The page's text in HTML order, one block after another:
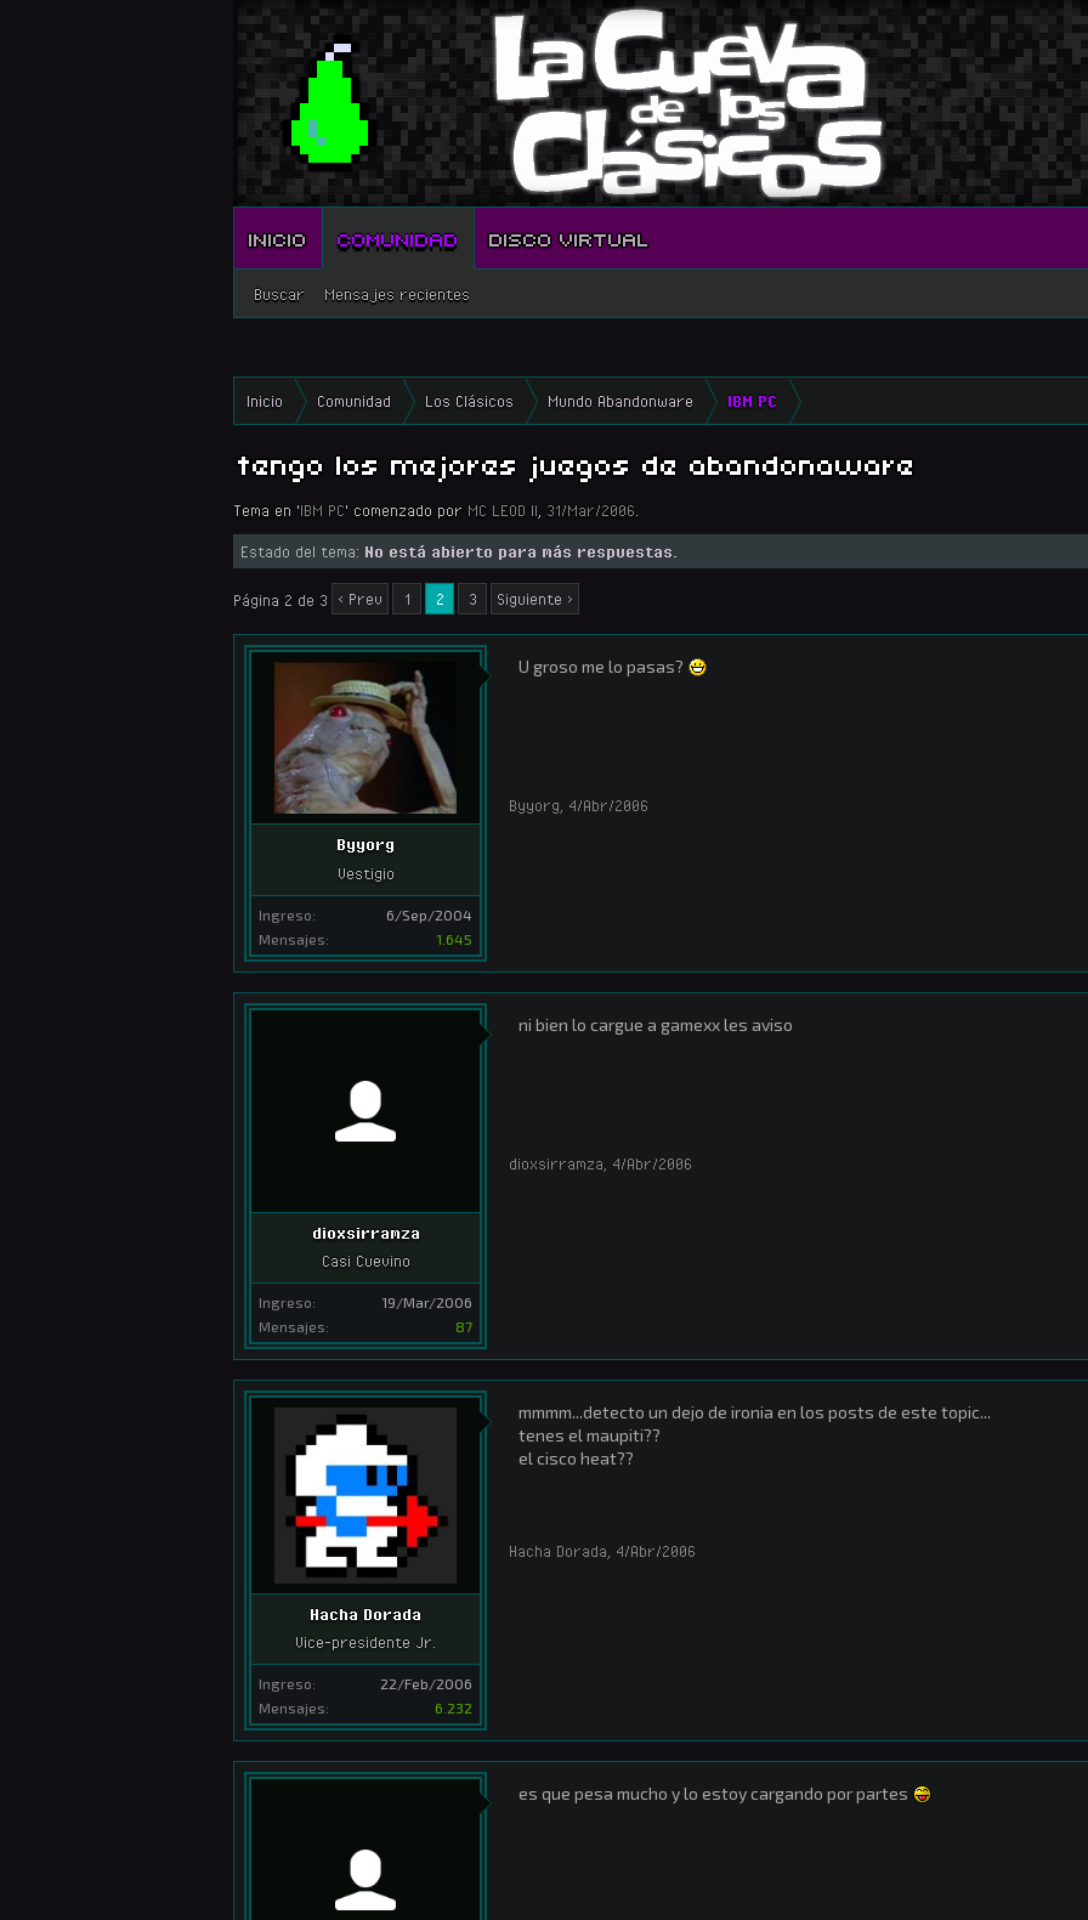
INICIO COMUNIDAD
Buscar Mensajes recientes
DISCO VIRTUAL
Inicio Comunidad Los Clásicos Mundo Abandonware IBM PC
tengo los mejores juegos de abandonaware
Tema en 'IBM PC' comenzado por MC LEOD II 31/Mar/2006
Estado del tema: No está abierto para más respuestas.
Página 2 de 3 < Prev 1 2 3 Siguiente >
Byyorg
Vestigio
Ingreso:
6/Sep/2004
Mensajes:
1.645
U groso me lo pasas?
Byyorg 4/Abr/2006
dioxsirramza
Casi Cuevino
Ingreso:
19/Mar/2006
Mensajes:
87
ni bien lo cargue a gamexx les aviso
dioxsirramza 4/Abr/2006
Hacha Dorada
Vice-presidente Jr.
Ingreso:
22/Feb/2006
Mensajes:
6.232
mmmm...detecto un dejo de ironia en los posts de este topic...
tenes el maupiti??
el cisco heat??
Hacha Dorada 4/Abr/2006
es que pesa mucho y lo estoy cargando por partes